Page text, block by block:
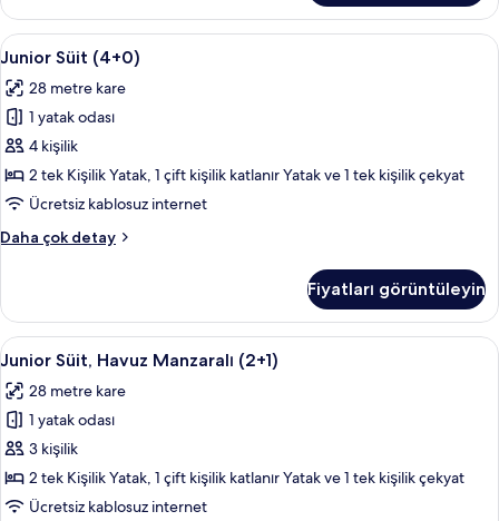
daha
fazla
detay
Junior
Süit
(4+0)
için
tüm
fotoğrafları
görün
14
Junior Süit (4+0)
28 metre kare
1 yatak odası
4 kişilik
2 tek Kişilik Yatak, 1 çift kişilik katlanır Yatak ve 1 tek kişilik çekyat
Ücretsiz kablosuz internet
Daha çok detay
Junior
daha
fazla
detay
Fiyatları görüntüleyin
Junior
Süit,
Havuz
Manzaralı
(2+1)
için
tüm
13
Junior Süit, Havuz Manzaralı (2+1)
28 metre kare
1 yatak odası
3 kişilik
2 tek Kişilik Yatak, 1 çift kişilik katlanır Yatak ve 1 tek kişilik çekyat
Ücretsiz kablosuz internet